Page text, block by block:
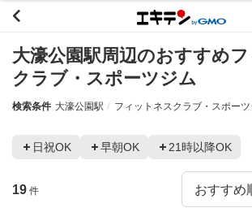
大濠公園駅周辺のおすすめ
クラブ・スポーツジム
検索条件 大濠公園駅 フィットネスクラブ・スポーツ
日祝OK 早朝OK 21時以降OK
19 件